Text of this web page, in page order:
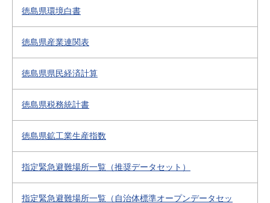
徳島県環境白書
徳島県産業連関表
徳島県県民経済計算
徳島県税務統計書
徳島県鉱工業生産指数
指定緊急避難場所一覧（推奨データセット）
指定緊急避難場所一覧（自治体標準オープンデータセッ